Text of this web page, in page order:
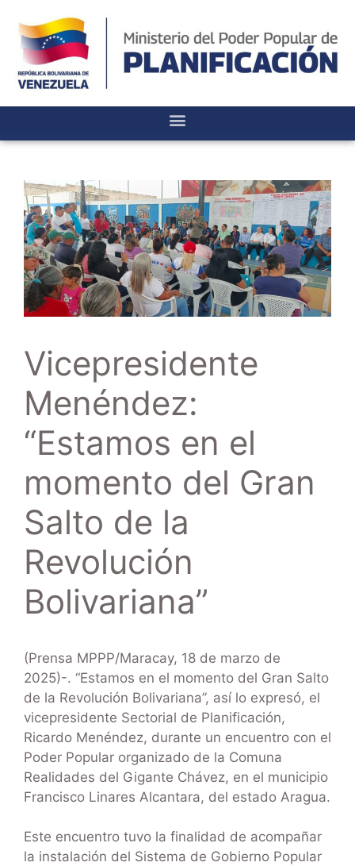
Vicepresidente
Menéndez:
“Estamos en el
momento del Gran
Salto de la
Revolución
Bolivariana”
(Prensa MPPP/Maracay, 18 de marzo de
2025)-. “Estamos en el momento del Gran Salto
de la Revolución Bolivariana”, así lo expresó, el
vicepresidente Sectorial de Planificación,
Ricardo Menéndez, durante un encuentro con el
Poder Popular organizado de la Comuna
Realidades del Gigante Chávez, en el municipio
Francisco Linares Alcantara, del estado Aragua.
Este encuentro tuvo la finalidad de acompañar
la instalación del Sistema de Gobierno Popular